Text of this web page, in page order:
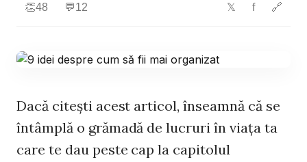
👏48 💬12 𝕏 f 🔗
Dacă citeşti acest articol, înseamnă că se
întâmplă o grămadă de lucruri în viaţa ta
care te dau peste cap la capitolul